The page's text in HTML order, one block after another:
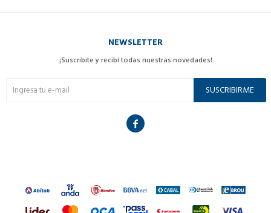
NEWSLETTER
¡Suscribite y recibí todas nuestras novedades!
SUSCRIBIRME
